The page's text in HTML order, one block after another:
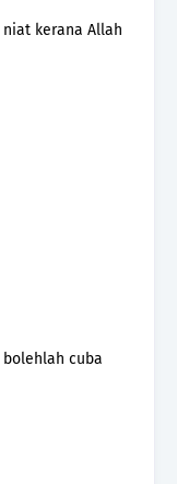
kerana Allah
cuba